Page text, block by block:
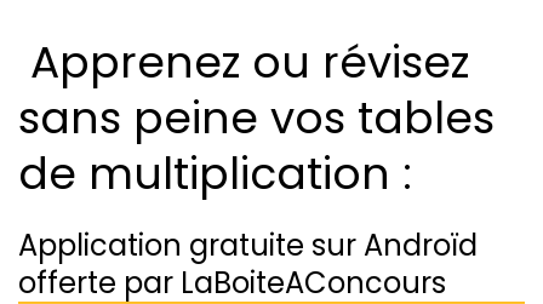
Apprenez ou révisez
sans peine vos tables
de multiplication :
Application gratuite sur Androïd
offerte par LaBoiteAConcours